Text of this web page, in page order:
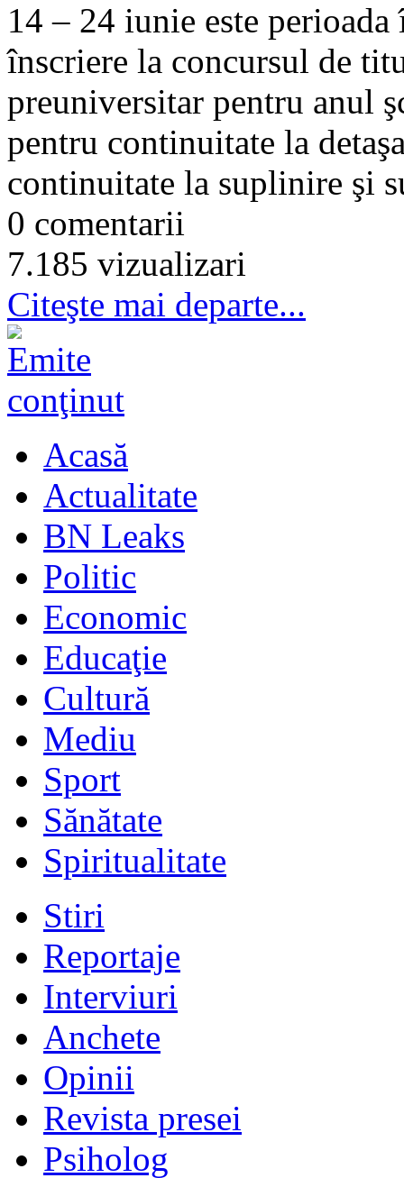
14 – 24 iunie este
înscriere la concursul de
preuniversitar pentru anul
pentru continuitate la
continuitate la suplinire şi
0 comentarii
7.185 vizualizari
Citeşte mai departe...
Acasă
Actualitate
BN Leaks
Politic
Economic
Educaţie
Cultură
Mediu
Sport
Sănătate
Spiritualitate
Stiri
Reportaje
Interviuri
Anchete
Opinii
Revista presei
Psiholog